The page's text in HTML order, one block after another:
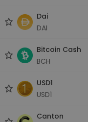
Dai
DAI
Bitcoin Cash
BCH
USD1
USD1
Canton